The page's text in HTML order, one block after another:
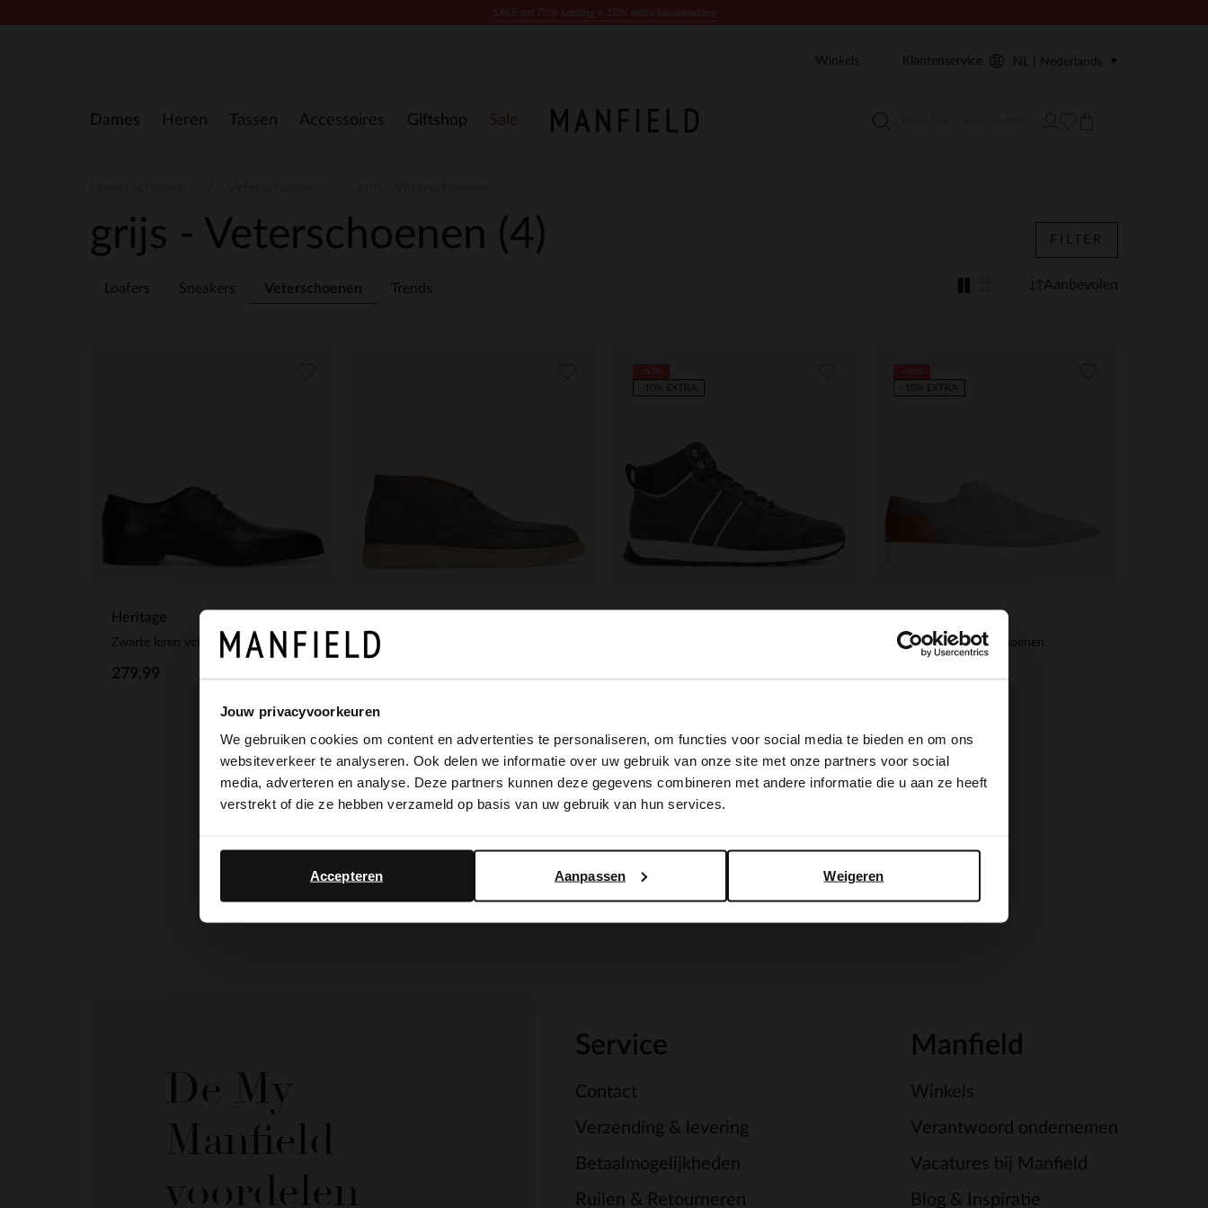
Jouw privacyvoorkeuren
We gebruiken cookies om content en advertenties te personaliseren, om functies voor social media te bieden en om ons
websiteverkeer te analyseren. Ook delen we informatie over uw gebruik van onze site met onze partners voor social
media, adverteren en analyse. Deze partners kunnen deze gegevens combineren met andere informatie die u aan ze heeft
verstrekt of die ze hebben verzameld op basis van uw gebruik van hun services.
Weigeren
Aanpassen
Accepteren
Dames Heren Tassen Accessoires Giftshop Sale
Winkels Klantenservice NL | Nederlands
grijs - Veterschoenen (4)
Loafers Sneakers Veterschoenen Trends
FILTER
Aanbevolen
Heritage
Zwarte leren veterschoenen
279.99
Grijze suède veterschoenen
-10% EXTRA
Grijze suède veterschoenen
-10% EXTRA
De My
Manfield
voordelen
Service
Contact
Verzending & levering
Betaalmogelijkheden
Ruilen & Retourneren
Manfield
Winkels
Verantwoord ondernemen
Vacatures bij Manfield
Blog & Inspiratie
×
It looks like your language isn't Dutch. Would you like to